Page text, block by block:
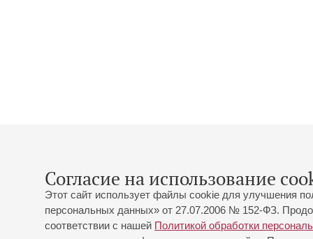
Согласие на использование
Этот сайт использует файлы cookie для улучшения
персональных данных» от 27.07.2006 № 152-ФЗ.
соответствии с нашей Политикой обработки